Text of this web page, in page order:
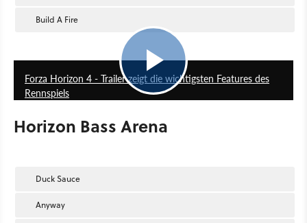
Build A Fire
Forza Horizon 4 - Trailer zeigt die wichtigsten Features des
Rennspiels
Horizon Bass Arena
Duck Sauce
Anyway